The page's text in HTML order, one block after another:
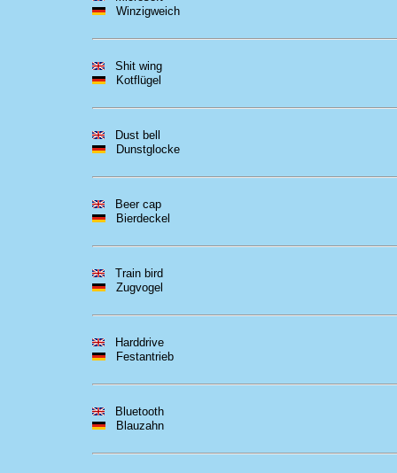
Winzigweich
Shit wing
Kotflügel
Dust bell
Dunstglocke
Beer cap
Bierdeckel
Train bird
Zugvogel
Harddrive
Festantrieb
Bluetooth
Blauzahn